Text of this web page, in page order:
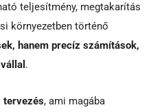
teljesítmény, megtakarítás
környezetben történő
hanem precíz számítások,
.
tervezés, ami magába